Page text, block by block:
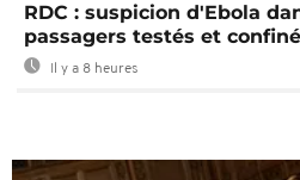
RDC : suspicion d'Ebola
passagers testés et
Il y a 8 heures